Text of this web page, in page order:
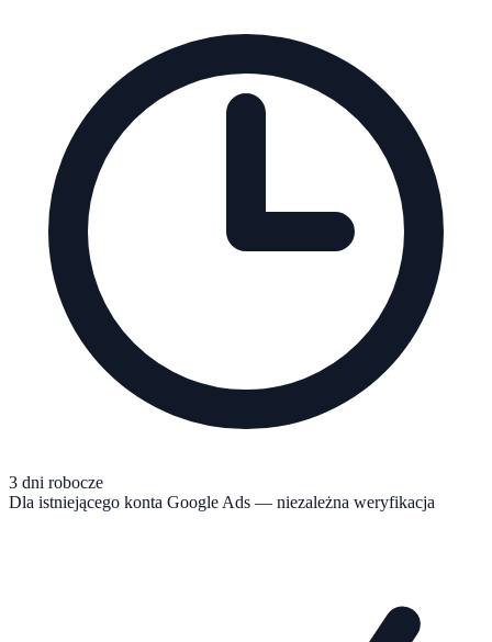
3 dni robocze
Dla istniejącego konta Google Ads — niezależna weryfikacja